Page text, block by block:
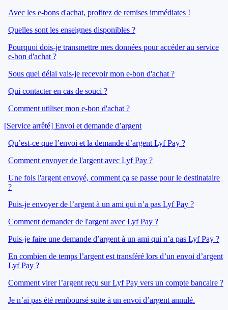
Avec les e-bons d'achat, profitez de remises immédiates !
Quelles sont les enseignes disponibles ?
Pourquoi dois-je transmettre mes données pour accéder au service
e-bon d'achat ?
Sous quel délai vais-je recevoir mon e-bon d'achat ?
Qui contacter en cas de souci ?
Comment utiliser mon e-bon d'achat ?
[Service arrêté] Envoi et demande d’argent
Qu’est-ce que l’envoi et la demande d’argent Lyf Pay ?
Comment envoyer de l'argent avec Lyf Pay ?
Une fois l'argent envoyé, comment ça se passe pour le destinataire
?
Puis-je envoyer de l’argent à un ami qui n’a pas Lyf Pay ?
Comment demander de l'argent avec Lyf Pay ?
Puis-je faire une demande d’argent à un ami qui n’a pas Lyf Pay ?
En combien de temps l’argent est transféré lors d’un envoi d’argent
Lyf Pay ?
Comment virer l’argent reçu sur Lyf Pay vers un compte bancaire ?
Je n’ai pas été remboursé suite à un envoi d’argent annulé.